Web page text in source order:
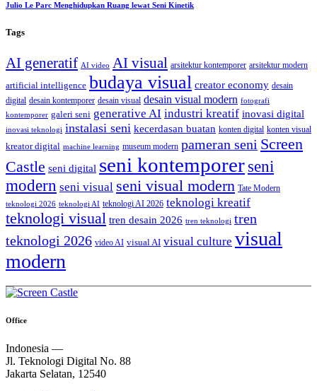
Julio Le Parc Menghidupkan Ruang lewat Seni Kinetik
Tags
AI generatif AI video AI visual arsitektur kontemporer arsitektur modern
artificial intelligence budaya visual creator economy desain
digital desain kontemporer desain visual desain visual modern fotografi
kontemporer galeri seni generative AI industri kreatif inovasi digital
inovasi teknologi instalasi seni kecerdasan buatan konten digital konten visual
kreator digital machine learning museum modern pameran seni Screen
Castle seni digital seni kontemporer seni
modern seni visual seni visual modern Tate Modern
teknologi 2026 teknologi AI teknologi AI 2026 teknologi kreatif
teknologi visual tren desain 2026 tren teknologi tren
teknologi 2026 video AI visual AI visual culture visual
modern
Office
Indonesia —
Jl. Teknologi Digital No. 88
Jakarta Selatan, 12540